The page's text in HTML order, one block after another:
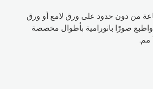
من دون حدود على ورق لامع أو ورق
واطبع صورًا بانورامية بأطوال مخصصة